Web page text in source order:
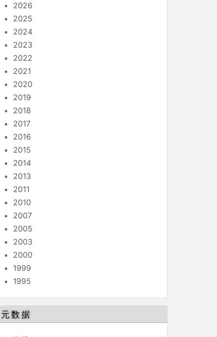
2026
2025
2024
2023
2022
2021
2020
2019
2018
2017
2016
2015
2014
2013
2011
2010
2007
2005
2003
2000
1999
1995
元数据